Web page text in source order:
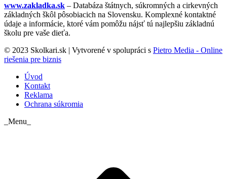
www.zakladka.sk – Databáza štátnych, súkromných a cirkevných
základných škôl pôsobiacich na Slovensku. Komplexné kontaktné
údaje a informácie, ktoré vám pomôžu nájsť tú najlepšiu základnú
školu pre vaše dieťa.
© 2023 Skolkari.sk | Vytvorené v spolupráci s Pietro Media - Online
riešenia pre biznis
Úvod
Kontakt
Reklama
Ochrana súkromia
_Menu_